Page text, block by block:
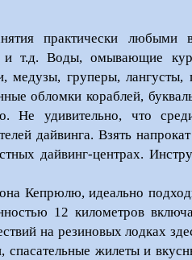
практически любыми
и т.д. Воды, омывающие
медузы, груперы,
обломки кораблей,
Не удивительно, что
дайвинга. Взять
дайвинг-центрах.
Кепрюлю, идеально
12 километров
на резиновых лодках
спасательные жилеты и